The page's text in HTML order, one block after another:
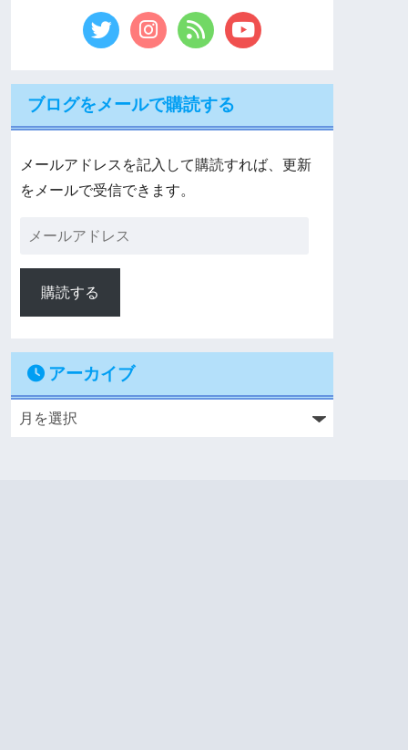
ブログをメールで購読する
メールアドレスを記入して購読すれば、更新
をメールで受信できます。
購読する
アーカイブ